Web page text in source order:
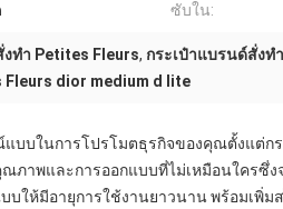
ซับใน:
ทำ Petites Fleurs, กระเป๋าแบรนด์สั่งท
Fleurs dior medium d lite
บในการโปรโมตธุรกิจของคุณตั้งแต่กร
ภาพและการออกแบบที่ไม่เหมือนใครซึ่
บให้มีอายุการใช้งานยาวนาน พร้อมเพิ่